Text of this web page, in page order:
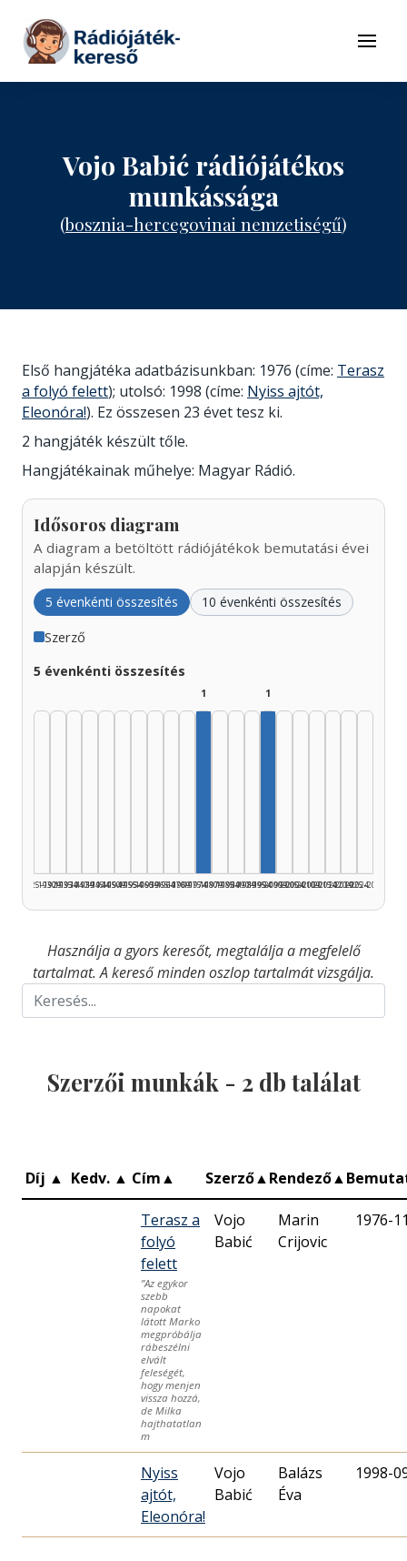
Tovább a tartalomhoz
Menü
Vojo Babić rádiójátékos
munkássága
(bosznia-hercegovinai nemzetiségű)
Első hangjátéka adatbázisunkban: 1976 (címe: Terasz
a folyó felett); utolsó: 1998 (címe: Nyiss ajtót,
Eleonóra!). Ez összesen 23 évet tesz ki.
2 hangjáték készült tőle.
Hangjátékainak műhelye: Magyar Rádió.
Idősoros diagram
A diagram a betöltött rádiójátékok bemutatási évei
alapján készült.
5 évenkénti összesítés 10 évenkénti összesítés
Szerző
5 évenkénti összesítés
1925–1929
1930–1934
1935–1939
1940–1944
1945–1949
1950–1954
1955–1959
1960–1964
1965–1969
1970–1974
1
1975–1979
1980–1984
1985–1989
1990–1994
1
1995–1999
2000–2004
2005–2009
2010–2014
2015–2019
2020–2024
2025–2026
Használja a gyors keresőt, megtalálja a megfelelő
tartalmat. A kereső minden oszlop tartalmát vizsgálja.
Szerzői munkák - 2 db találat
Díj ▲ Kedv. ▲ Cím▲ Szerző▲Rendező▲
Terasz a
folyó
felett
”Az egykor
szebb
napokat
látott Marko
megpróbálja
rábeszélni
elvált
feleségét,
hogy menjen
vissza hozzá,
de Milka
hajthatatlan
m
Vojo
Babić
Marin
Crijovic
1976-
Nyiss
ajtót,
Eleonóra!
Vojo
Babić
Balázs
Éva
1998-